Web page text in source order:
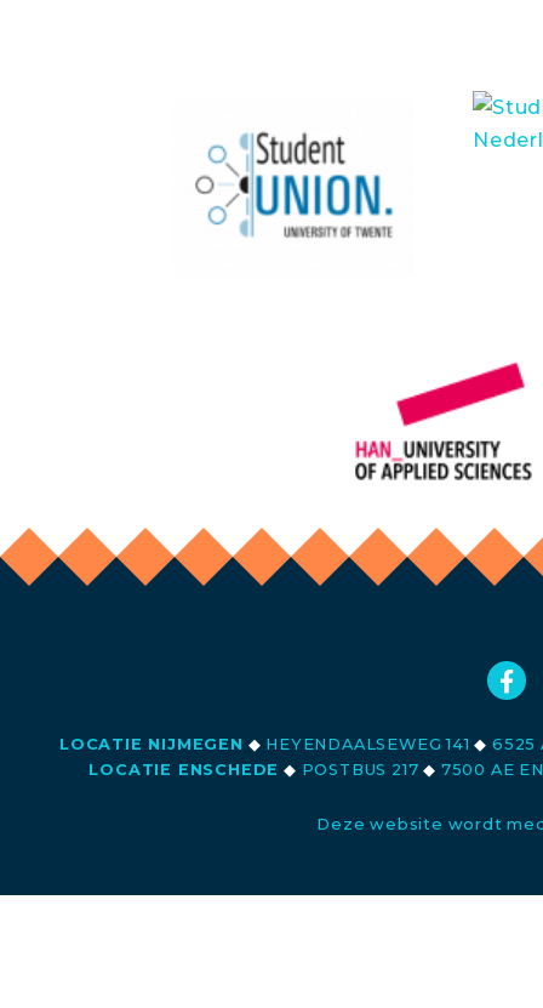
LOCATIE NIJMEGEN ◆ HEYENDAALSEWEG 141◆ 6525
LOCATIE ENSCHEDE ◆ POSTBUS 217◆ 7500 AE
Deze website wordt